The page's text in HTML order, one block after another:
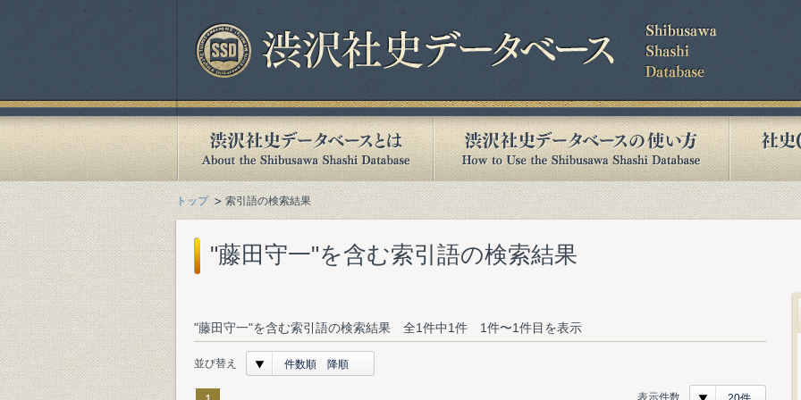
トップ 索引語の検索結果
"藤田守一"を含む索引語の検索結果
"藤田守一"を含む索引語の検索結果 全1件中1件 1件〜1件目を表示
並び替え 件数順 降順
表示件数